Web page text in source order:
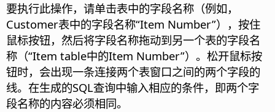
要执行此操作，请单击表中的字段名称（例如，
Customer表中的字段名称“Item Number”），按住
鼠标按钮，然后将字段名称拖动到另一个表的字段名
称（“Item table中的Item Number”）。松开鼠标按
钮时，会出现一条连接两个表窗口之间的两个字段的
线。在生成的SQL查询中输入相应的条件，即两个字
段名称的内容必须相同。